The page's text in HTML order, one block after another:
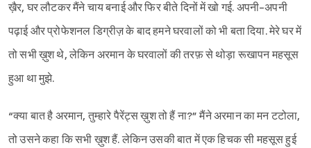
ख़ैर, घर लौटकर मैंने चाय बनाई और फिर बीते दिनों में खो गई. अपनी-अपनी
पढ़ाई और प्रोफेशनल डिग्रीज़ के बाद हमने घरवालों को भी बता दिया. मेरे घर में
तो सभी ख़ुश थे, लेकिन अरमान के घरवालों की तरफ़ से थोड़ा रूखापन महसूस
हुआ था मुझे.
“क्या बात है अरमान, तुम्हारे पैरेंट्स ख़ुश तो हैं ना?” मैंने अरमान का मन टटोला,
तो उसने कहा कि सभी ख़ुश हैं. लेकिन उसकी बात में एक हिचक सी महसूस हुई